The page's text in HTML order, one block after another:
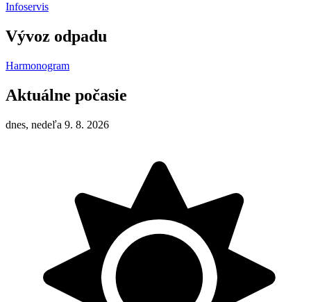
Infoservis
Vývoz odpadu
Harmonogram
Aktuálne počasie
dnes, nedeľa 9. 8. 2026